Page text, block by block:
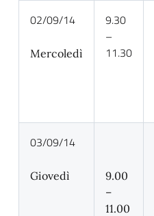
02/09/14
Mercoledì
9.30
–
11.30
03/09/14
Giovedì
9.00
–
11.00